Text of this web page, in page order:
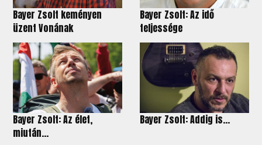
Bayer Zsolt keményen
üzent Vonának
Bayer Zsolt: Az idő
teljessége
Bayer Zsolt: Az élet,
miután...
Bayer Zsolt: Addig is...